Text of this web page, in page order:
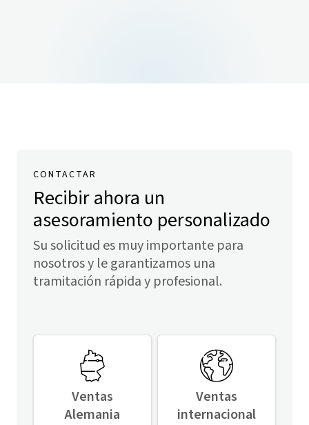
CONTACTAR
Recibir ahora un
asesoramiento personalizado
Su solicitud es muy importante para
nosotros y le garantizamos una
tramitación rápida y profesional.
Ventas
Alemania
Ventas
internacional